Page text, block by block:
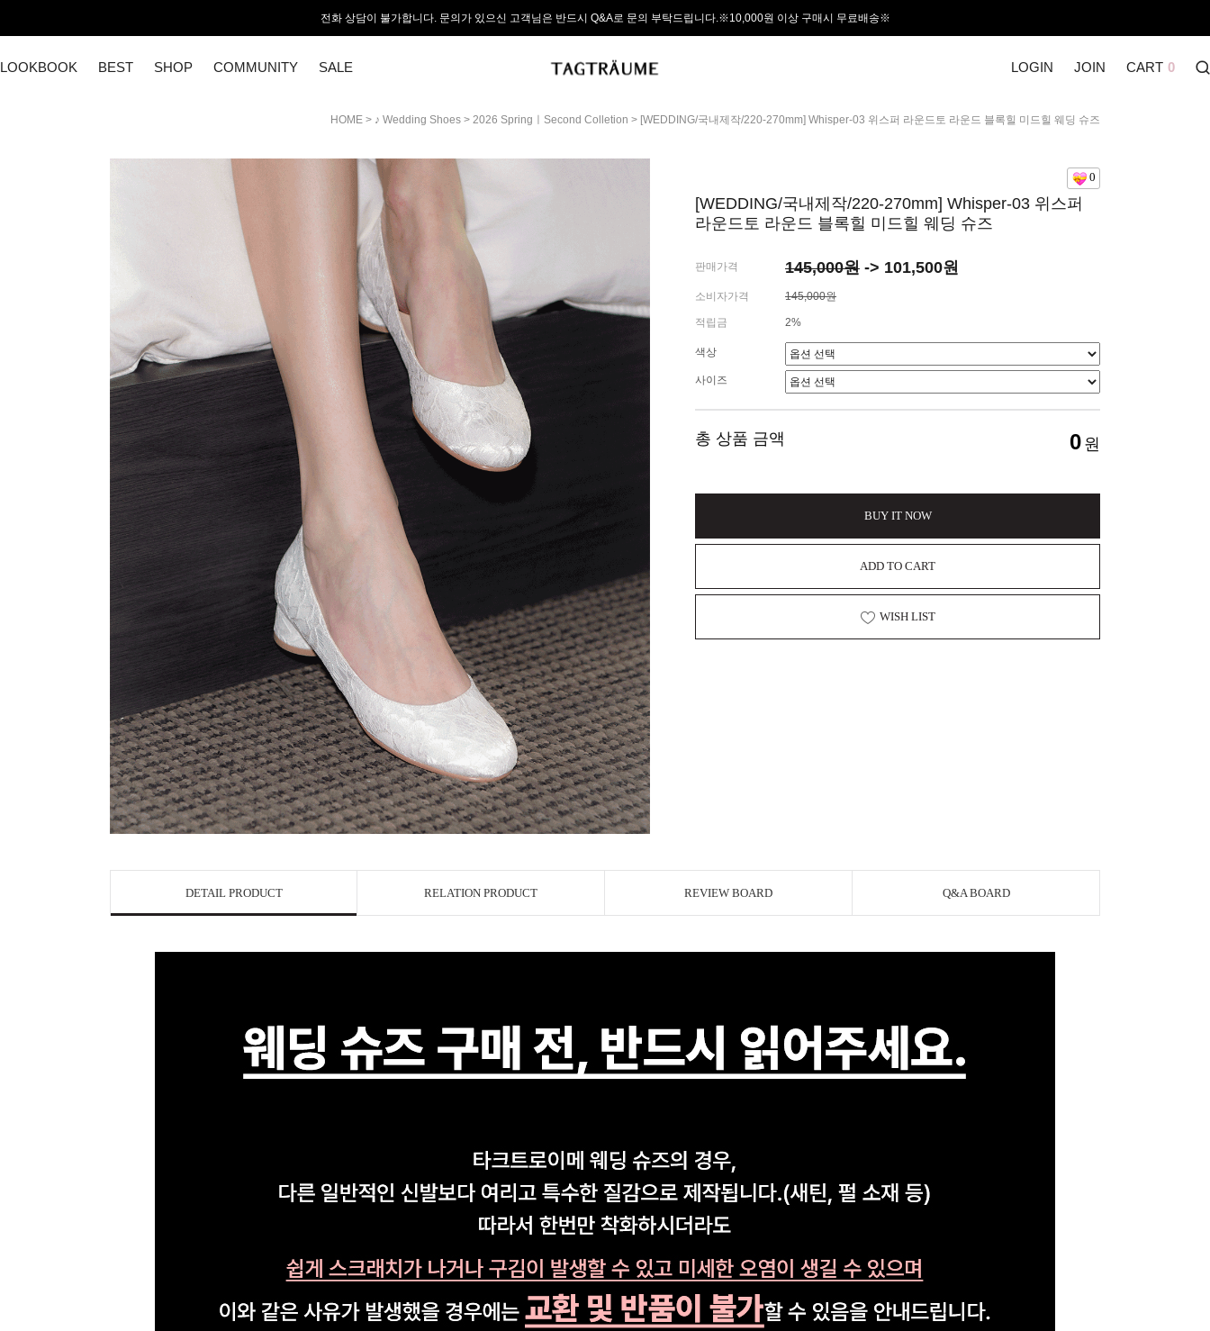
전화 상담이 불가합니다. 문의가 있으신 고객님은 반드시 Q&A로 문의 부탁드립니다.※10,000원 이상 구매시 무료배송※
LOOKBOOK BEST SHOP COMMUNITY SALE LOGIN JOIN CART 0
HOME > ♪ Wedding Shoes > 2026 SpringㅣSecond Colletion > [WEDDING/국내제작/220-270mm] Whisper-03 위스퍼 라운드토 라운드 블록힐 미드힐 웨딩 슈즈
0
[WEDDING/국내제작/220-270mm] Whisper-03 위스퍼
라운드토 라운드 블록힐 미드힐 웨딩 슈즈
판매가격 145,000원 -> 101,500원
소비자가격 145,000원
적립금 2%
색상
사이즈
총 상품 금액 0 원
BUY IT NOW
ADD TO CART
WISH LIST
DETAIL PRODUCT RELATION PRODUCT REVIEW BOARD Q&A BOARD